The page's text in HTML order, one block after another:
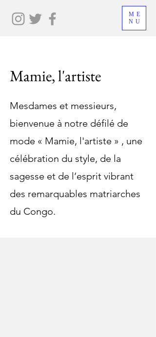
ME
NU
Mamie, l'artiste
Mesdames et messieurs,
bienvenue à notre défilé de
mode « Mamie, l'artiste » , une
célébration du style, de la
sagesse et de l’esprit vibrant
des remarquables matriarches
du Congo.